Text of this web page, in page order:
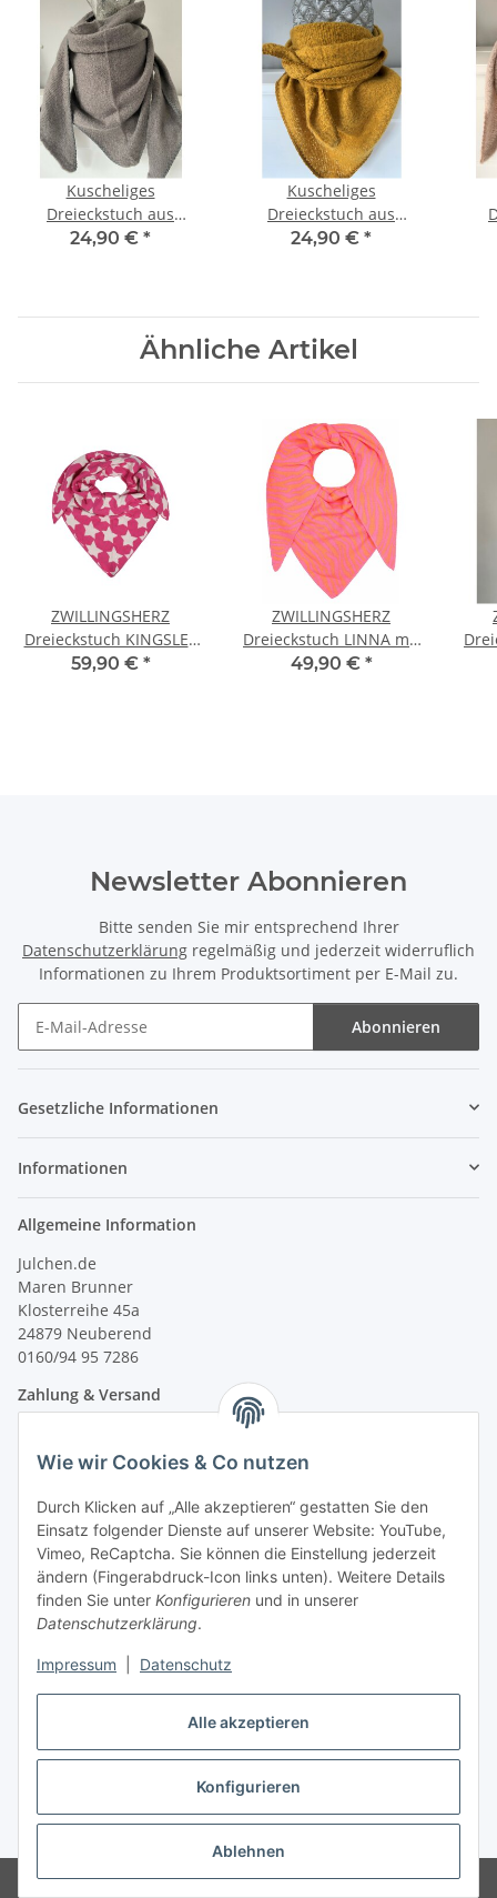
Alle akzeptieren
Konfigurieren
Ablehnen
Wie wir Cookies & Co nutzen
Durch Klicken auf „Alle akzeptieren“ gestatten Sie den
Einsatz folgender Dienste auf unserer Website: YouTube,
Vimeo, ReCaptcha. Sie können die Einstellung jederzeit
ändern (Fingerabdruck-Icon links unten). Weitere Details
finden Sie unter Konfigurieren und in unserer
Datenschutzerklärung.
Impressum Datenschutz
Kuscheliges
Dreieckstuch aus
Viskose GRAU
24,90 € *
Kuscheliges
Dreieckstuch aus
Viskose SENFGELB
24,90 € *
Ähnliche Artikel
ZWILLINGSHERZ
Dreieckstuch KINGSLEY
Sterne PINK
59,90 € *
ZWILLINGSHERZ
Dreieckstuch LINNA mit
Baumwolle -
49,90 € *
Newsletter Abonnieren
Bitte senden Sie mir entsprechend Ihrer
Datenschutzerklärung regelmäßig und jederzeit widerruflich
Informationen zu Ihrem Produktsortiment per E-Mail zu.
Abonnieren
Gesetzliche Informationen
Informationen
Allgemeine Information
Julchen.de
Maren Brunner
Klosterreihe 45a
24879 Neuberend
0160/94 95 7286
Zahlung & Versand
Vertrag widerrufen
* Alle Preise inkl. gesetzlicher USt., zzgl.Versand
© Maren Brunner